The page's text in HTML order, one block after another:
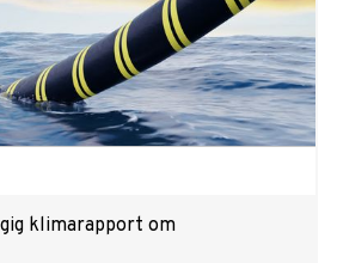
klimarapport om